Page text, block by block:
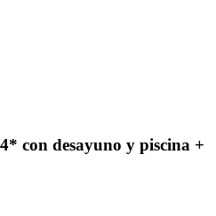
con desayuno y piscina +